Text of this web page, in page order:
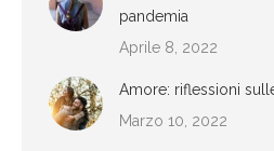
pandemia
Aprile 8, 2022
Amore: riflessioni
Marzo 10, 2022